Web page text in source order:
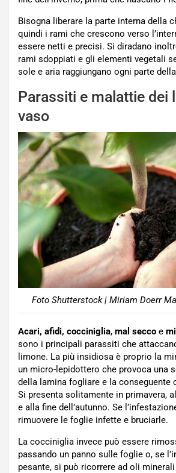
Bisogna liberare la parte interna della
quindi i rami che crescono verso
essere netti e precisi. Si diradano
rami sdoppiati e gli elementi vegetali
sole e aria raggiungano ogni parte
Parassiti e malattie dei
vaso
Foto Shutterstock | Miriam Doerr
Acari, afidi, cocciniglia, mal secco e
sono i principali parassiti che
limone. La più insidiosa è proprio la
un micro-lepidottero che provoca una
della lamina fogliare e la conseguente
Si presenta solitamente in primavera,
e alla fine dell’autunno. Se
rimuovere le foglie infette e bruciarle.
La cocciniglia invece può essere
passando un panno sulle foglie o, se
pesante, si può ricorrere ad oli